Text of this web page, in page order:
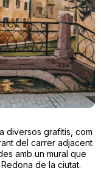
diversos grafitis, com
del carrer adjacent
amb un mural que
de la ciutat.